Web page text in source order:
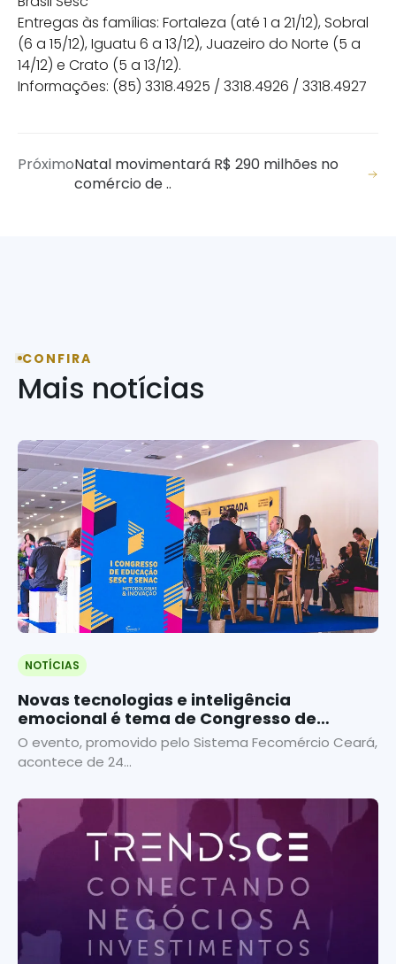
Entregas às famílias: Fortaleza (até 1 a 21/12), Sobral
(6 a 15/12), Iguatu 6 a 13/12), Juazeiro do Norte (5 a
14/12) e Crato (5 a 13/12).
Informações: (85) 3318.4925 / 3318.4926 / 3318.4927
PróximoNatal movimentará R$ 290 milhões no
comércio de ..
CONFIRA
Mais notícias
NOTÍCIAS
Novas tecnologias e inteligência
emocional é tema de Congresso de
Educação
O evento, promovido pelo Sistema Fecomércio Ceará,
acontece de 24...